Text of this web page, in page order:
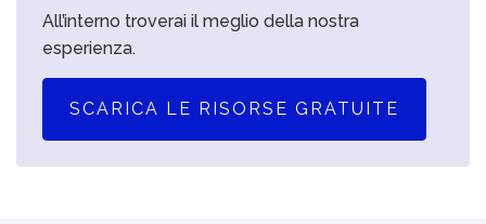
All’interno troverai il meglio della nostra
esperienza.
SCARICA LE RISORSE GRATUITE